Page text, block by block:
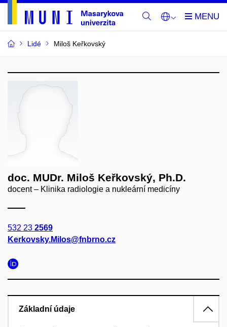
Lidé Miloš Keřkovský
doc. MUDr. Miloš Keřkovský, Ph.D.
docent – Klinika radiologie a nukleární medicíny
532 23 2569
Kerkovsky.Milos@fnbrno.cz
Základní údaje